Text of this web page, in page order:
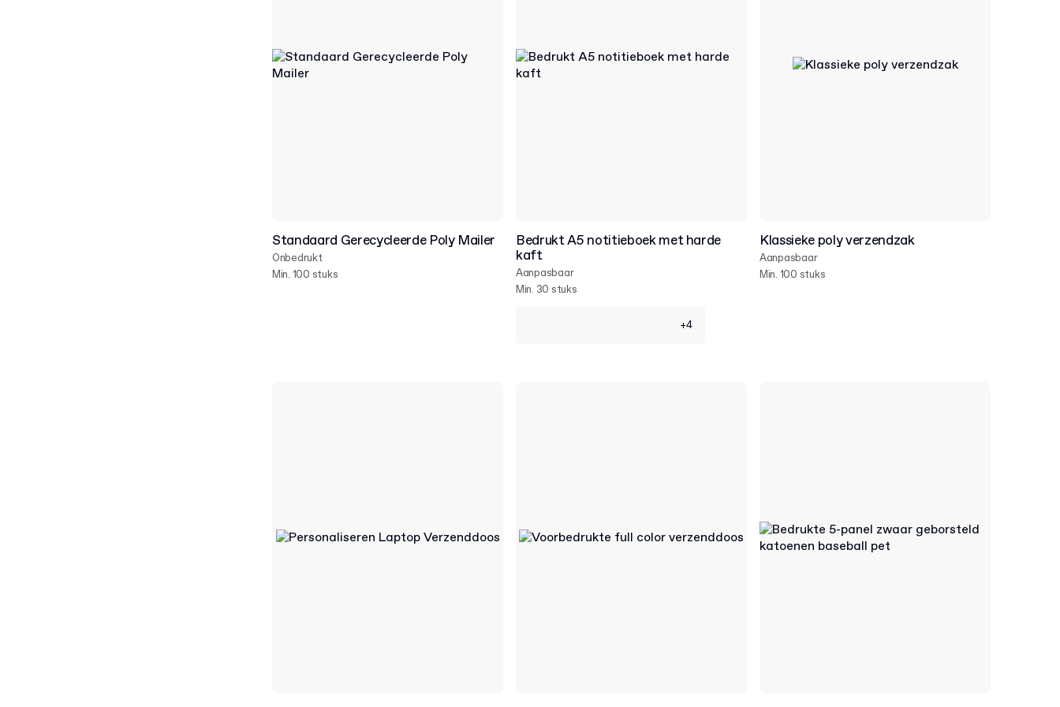
Standaard Gerecycleerde Poly Mailer
Onbedrukt
Min. 100 stuks
Bedrukt A5 notitieboek met harde
kaft
Aanpasbaar
Min. 30 stuks
+4
Klassieke poly verzendzak
Aanpasbaar
Min. 100 stuks